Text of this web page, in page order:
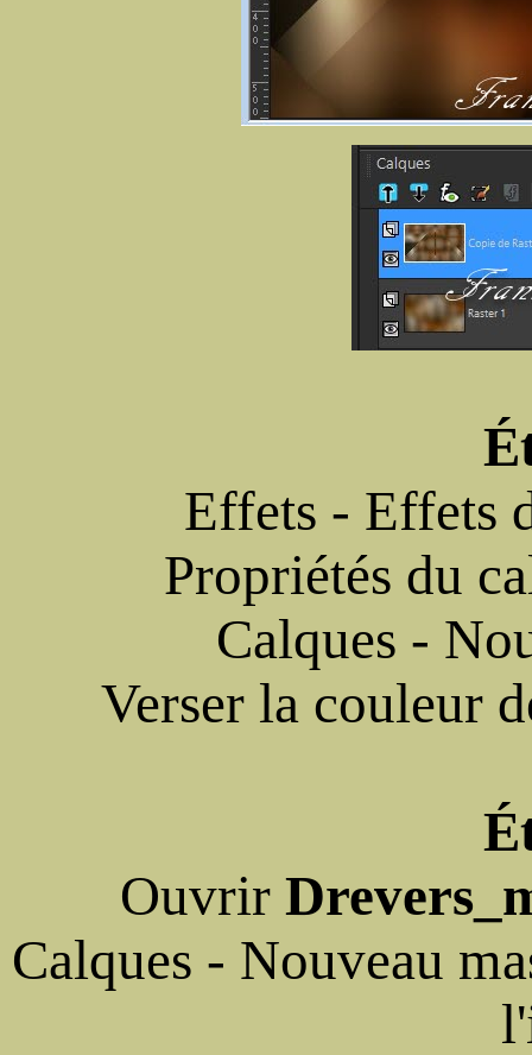
Effets - Effets
Propriétés du
Calques -
Verser la couleur
Ouvrir
Calques - Nouveau